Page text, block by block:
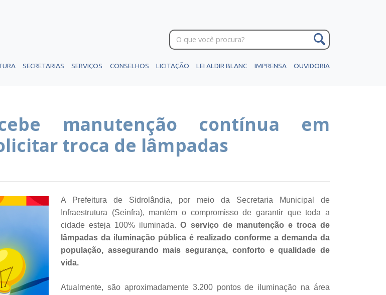
SECRETARIAS SERVIÇOS CONSELHOS LICITAÇÃO LEI ALDIR BLANC IMPRENSA OUVIDORIA
manutenção contínua em
troca de lâmpadas
A Prefeitura de Sidrolândia, por meio da Secretaria Municipal de
Infraestrutura (Seinfra), mantém o compromisso de garantir que toda a
cidade esteja 100% iluminada. O serviço de manutenção e troca de
lâmpadas da iluminação pública é realizado conforme a demanda da
população, assegurando mais segurança, conforto e qualidade de
vida.
Atualmente, são aproximadamente 3.200 pontos de iluminação na área